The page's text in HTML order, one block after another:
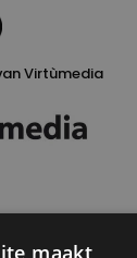
Virtùmedia
maakt